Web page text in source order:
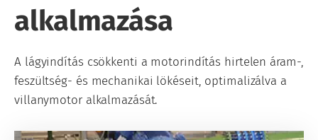
alkalmazása
A lágyindítás csökkenti a motorindítás hirtelen áram-,
feszültség- és mechanikai lökéseit, optimalizálva a
villanymotor alkalmazását.